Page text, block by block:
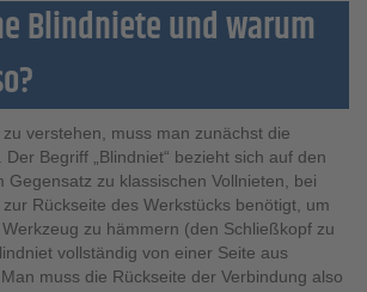
Blindniete und warum
verstehen, muss man zunächst die
Begriff „Blindniet“ bezieht sich auf den
Gegensatz zu klassischen Vollnieten, bei
Rückseite des Werkstücks benötigt, um
zu hämmern (den Schließkopf zu
vollständig von einer Seite aus
muss die Rückseite der Verbindung also